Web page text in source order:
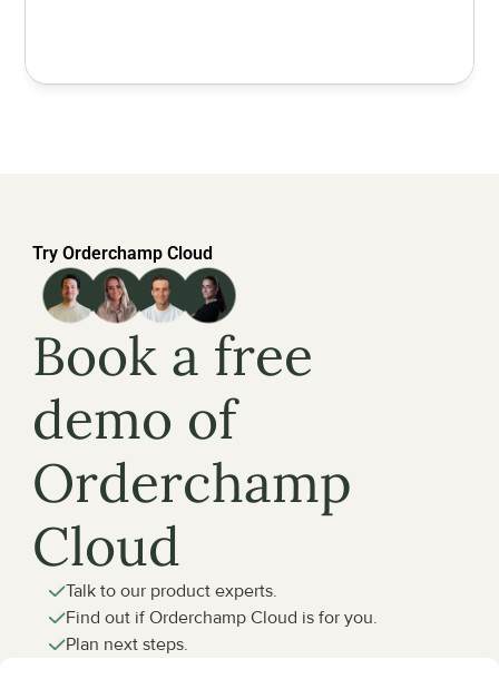
Try Orderchamp Cloud
Book a free
demo of
Orderchamp
Cloud
Talk to our product experts.
Find out if Orderchamp Cloud is for you.
Plan next steps.